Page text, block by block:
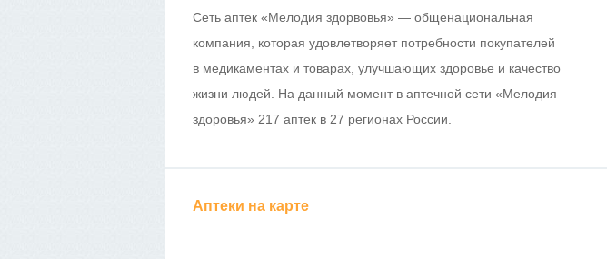
Сеть аптек «Мелодия здорвовья» — общенациональная
компания, которая удовлетворяет потребности покупателей
в медикаментах и товарах, улучшающих здоровье и качество
жизни людей. На данный момент в аптечной сети «Мелодия
здоровья» 217 аптек в 27 регионах России.
Аптеки на карте